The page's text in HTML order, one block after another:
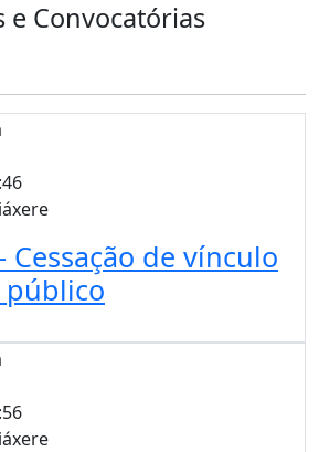
e Convocatórias
Cessação de vínculo